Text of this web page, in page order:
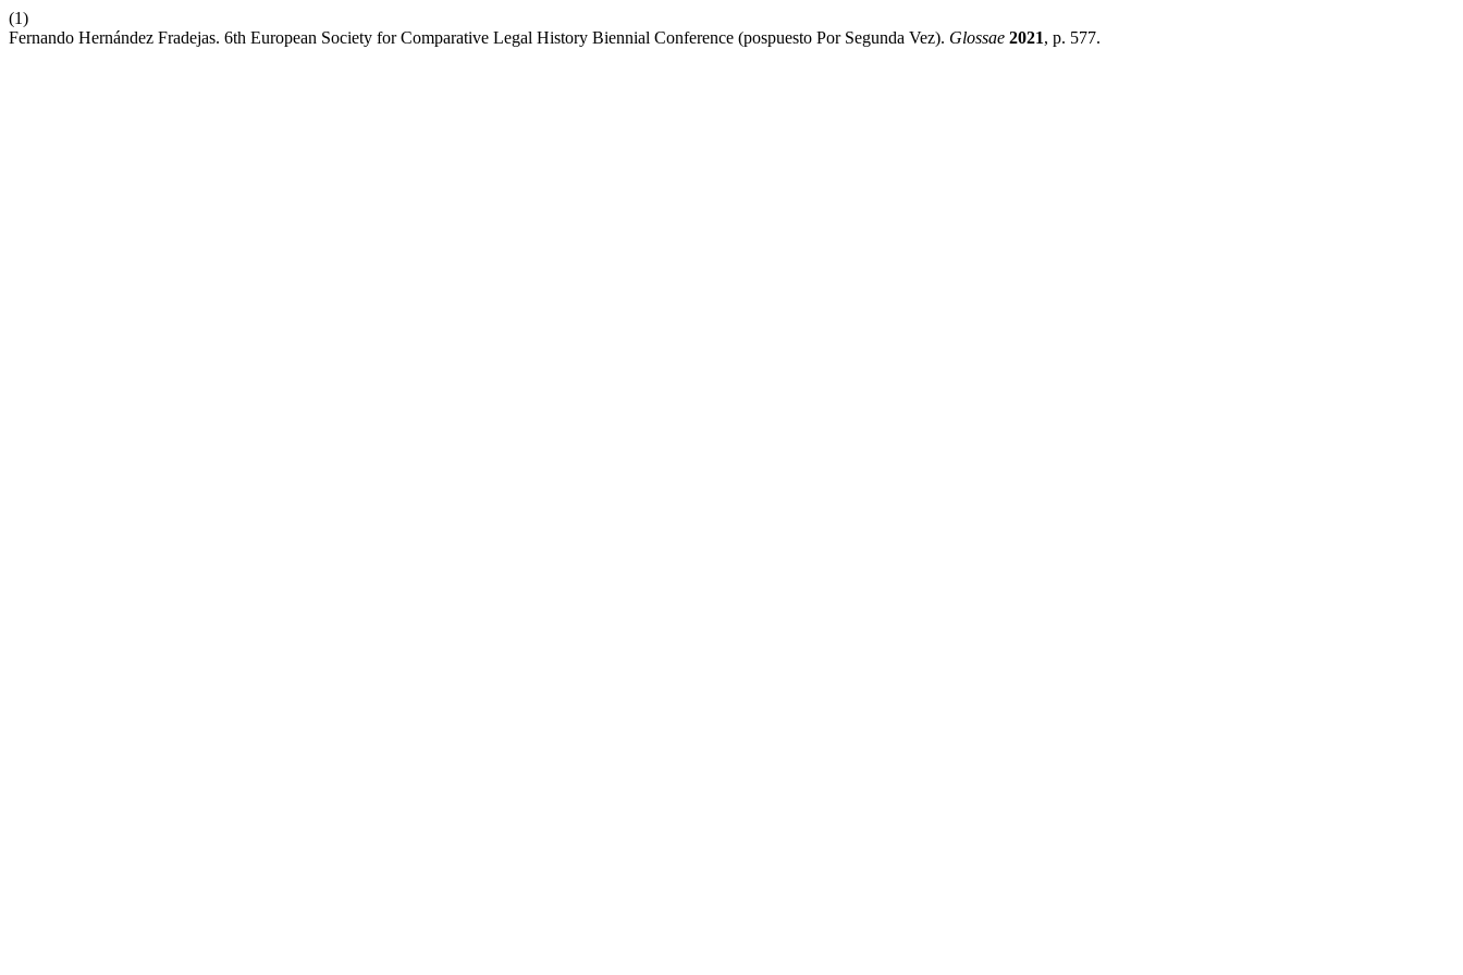
(1)
Fernando Hernández Fradejas. 6th European Society for Comparative Legal History Biennial Conference (pospuesto Por Segunda Vez). Glossae 2021, p. 577.